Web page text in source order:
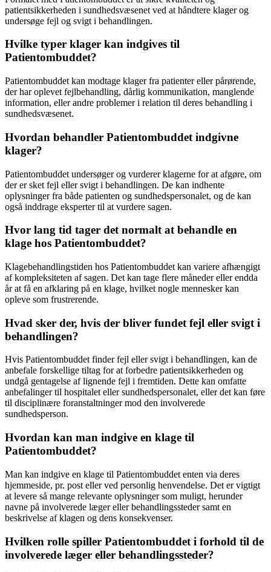
patientsikkerheden i sundhedsvæsenet ved at håndtere klager og
undersøge fejl og svigt i behandlingen.
Hvilke typer klager kan indgives til
Patientombuddet?
Patientombuddet kan modtage klager fra patienter eller pårørende,
der har oplevet fejlbehandling, dårlig kommunikation, manglende
information, eller andre problemer i relation til deres behandling i
sundhedsvæsenet.
Hvordan behandler Patientombuddet indgivne
klager?
Patientombuddet undersøger og vurderer klagerne for at afgøre, om
der er sket fejl eller svigt i behandlingen. De kan indhente
oplysninger fra både patienten og sundhedspersonalet, og de kan
også inddrage eksperter til at vurdere sagen.
Hvor lang tid tager det normalt at behandle en
klage hos Patientombuddet?
Klagebehandlingstiden hos Patientombuddet kan variere afhængigt
af kompleksiteten af sagen. Det kan tage flere måneder eller endda
år at få en afklaring på en klage, hvilket nogle mennesker kan
opleve som frustrerende.
Hvad sker der, hvis der bliver fundet fejl eller svigt i
behandlingen?
Hvis Patientombuddet finder fejl eller svigt i behandlingen, kan de
anbefale forskellige tiltag for at forbedre patientsikkerheden og
undgå gentagelse af lignende fejl i fremtiden. Dette kan omfatte
anbefalinger til hospitalet eller sundhedspersonalet, eller det kan føre
til disciplinære foranstaltninger mod den involverede
sundhedsperson.
Hvordan kan man indgive en klage til
Patientombuddet?
Man kan indgive en klage til Patientombuddet enten via deres
hjemmeside, pr. post eller ved personlig henvendelse. Det er vigtigt
at levere så mange relevante oplysninger som muligt, herunder
navne på involverede læger eller behandlingssteder samt en
beskrivelse af klagen og dens konsekvenser.
Hvilken rolle spiller Patientombuddet i forhold til de
involverede læger eller behandlingssteder?